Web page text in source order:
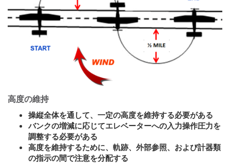
高度の維持
操縦全体を通して、一定の高度を維持する必要がある
バンクの増減に応じてエレベーターへの入力操作圧力を
調整する必要がある
高度を維持するために、軌跡、外部参照、および計器類
の指示の間で注意を分配する